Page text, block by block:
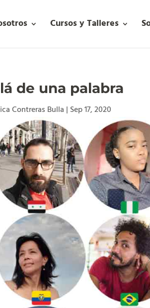
Cursos y Talleres
de una palabra
Contreras Bulla | Sep 17, 2020